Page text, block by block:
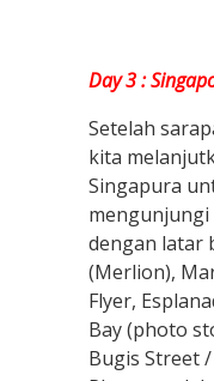
Day 3 :
Setelah
kita
Singapura
dengan latar
(Merlion),
Flyer,
Bay (photo
Bugis Street